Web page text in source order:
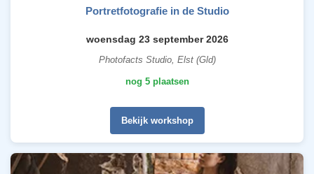
Portretfotografie in de Studio
woensdag 23 september 2026
Photofacts Studio, Elst (Gld)
nog 5 plaatsen
Bekijk workshop